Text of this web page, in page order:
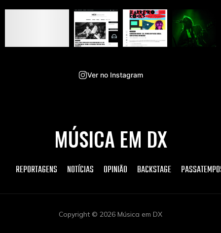
Ver no Instagram
MÚSICA EM DX
REPORTAGENS NOTÍCIAS OPINIÃO BACKSTAGE
Copyright © 2026 Música em DX